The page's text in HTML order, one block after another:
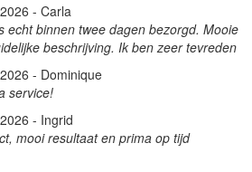
- Carla
echt binnen twee dagen bezorgd. Mooie
beschrijving. Ik ben zeer tevreden
- Dominique
service!
- Ingrid
mooi resultaat en prima op tijd